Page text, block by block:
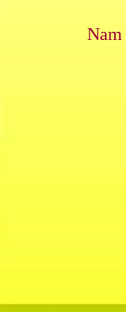
Nam